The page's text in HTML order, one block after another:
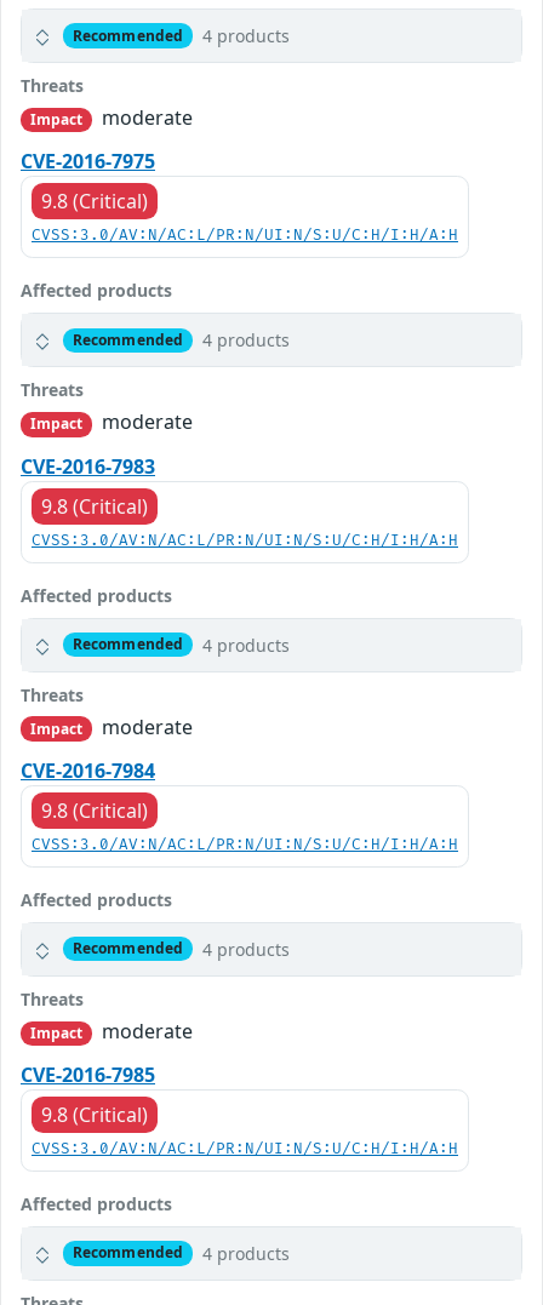
Recommended 4 products
Threats
Impact
moderate
CVE-2016-7975
9.8 (Critical)
CVSS:3.0/AV:N/AC:L/PR:N/UI:N/S:U/C:H/I:H/A:H
Affected products
Recommended 4 products
Threats
Impact
moderate
CVE-2016-7983
9.8 (Critical)
CVSS:3.0/AV:N/AC:L/PR:N/UI:N/S:U/C:H/I:H/A:H
Affected products
Recommended 4 products
Threats
Impact
moderate
CVE-2016-7984
9.8 (Critical)
CVSS:3.0/AV:N/AC:L/PR:N/UI:N/S:U/C:H/I:H/A:H
Affected products
Recommended 4 products
Threats
Impact
moderate
CVE-2016-7985
9.8 (Critical)
CVSS:3.0/AV:N/AC:L/PR:N/UI:N/S:U/C:H/I:H/A:H
Affected products
Recommended 4 products